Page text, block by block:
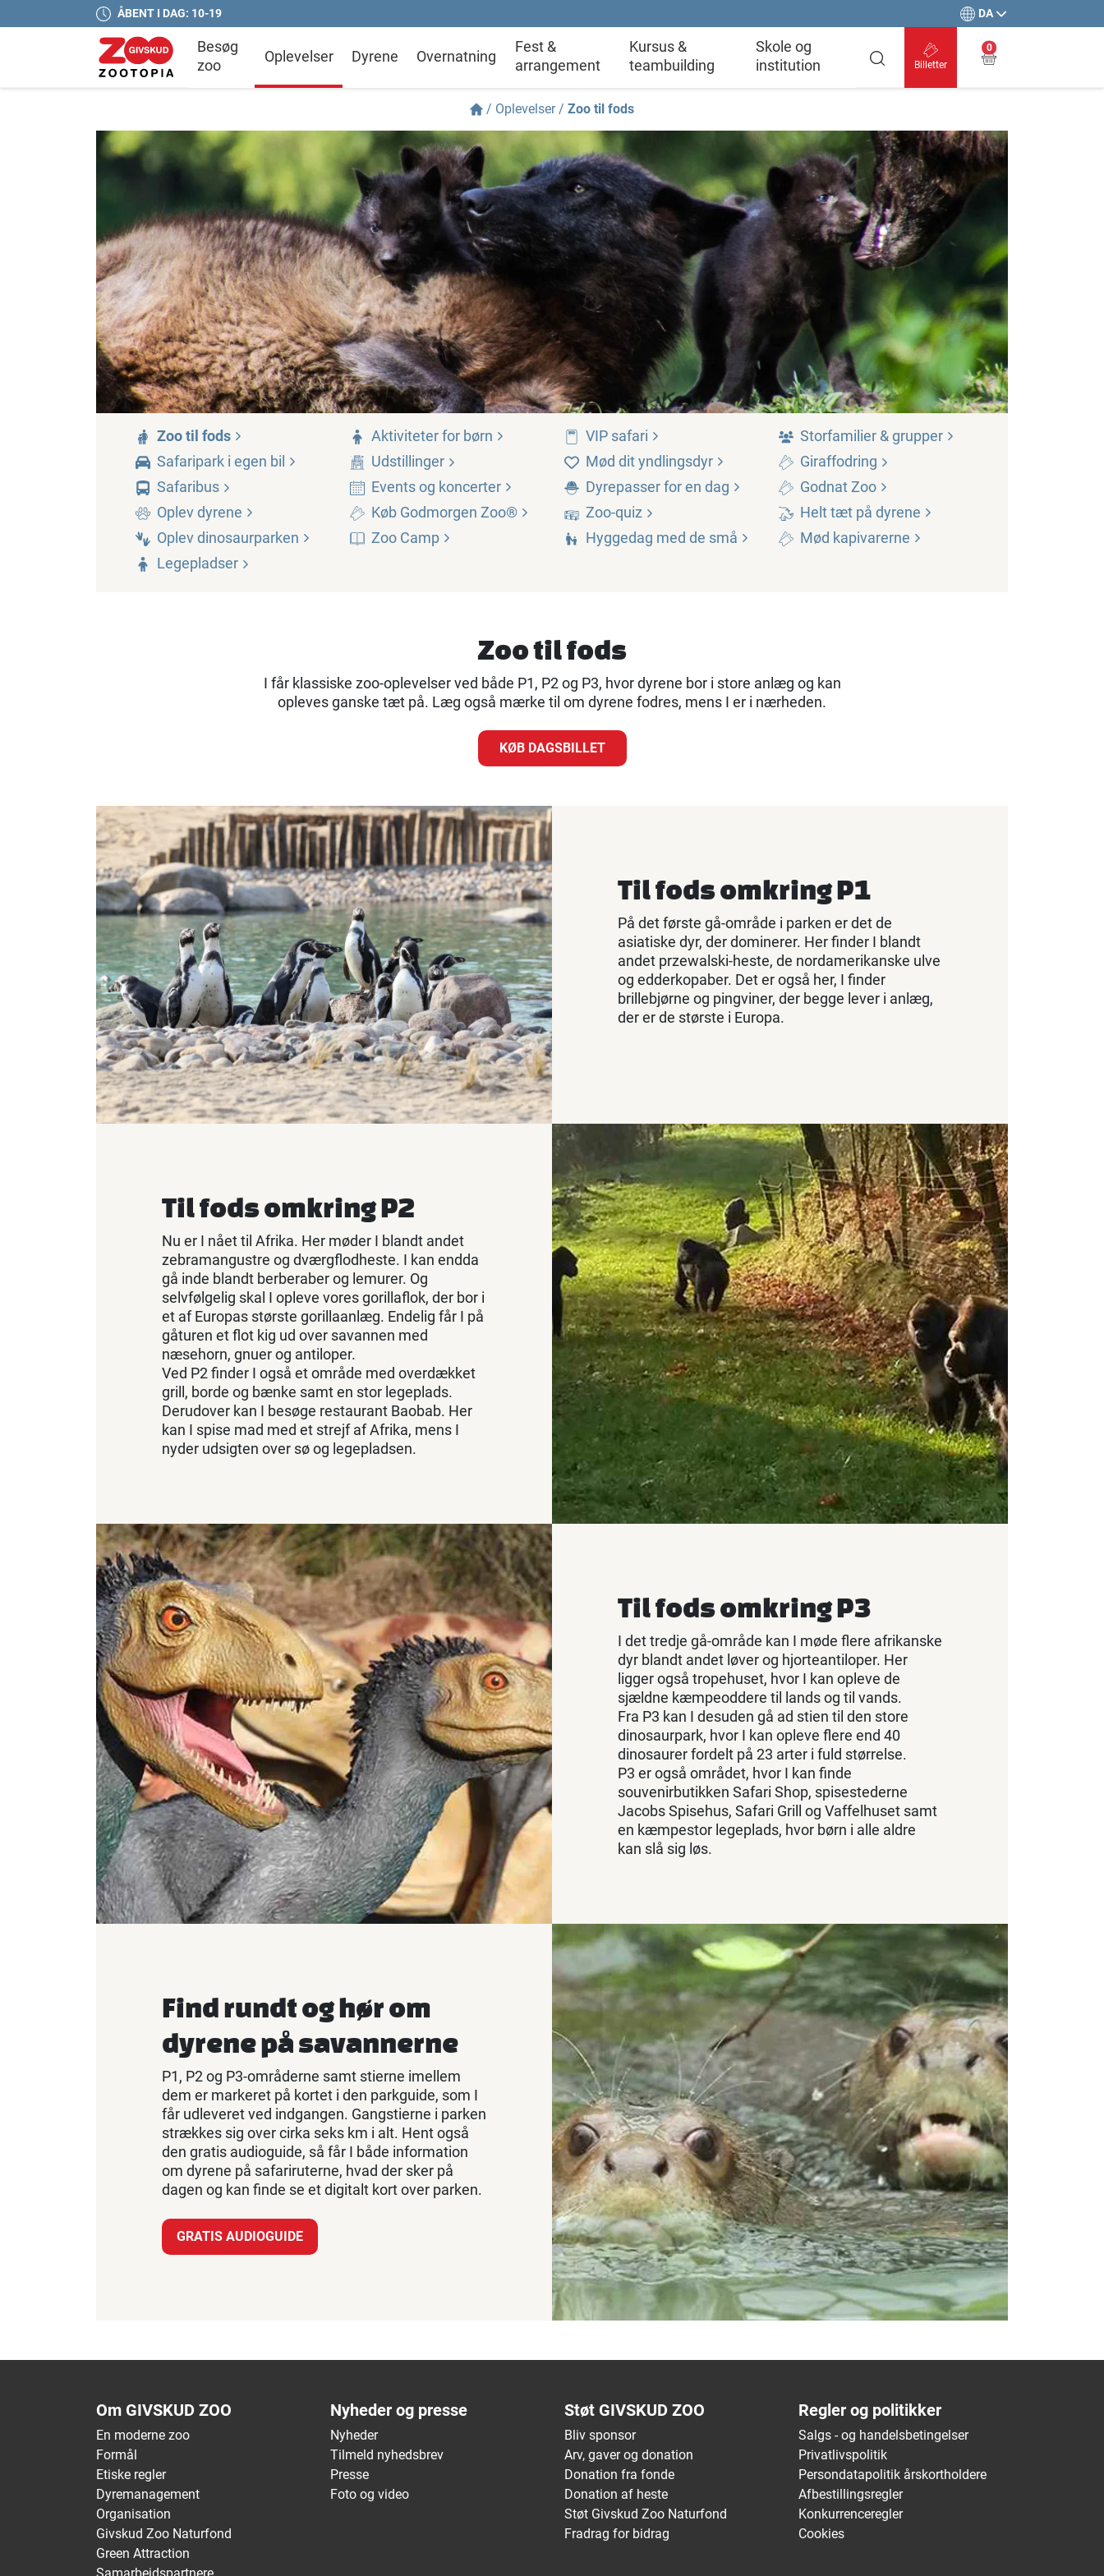
ÅBENT I DAG: 10-19 DA
Besøg
zoo
Oplevelser Dyrene Overnatning
Fest &
arrangement
Kursus &
teambuilding
Skole og
institution
Billetter
0
/ Oplevelser / Zoo til fods
Zoo til fods
Safaripark i egen bil
Safaribus
Oplevdyrene
Oplevdinosaurparken
Legepladser
Aktiviteter for børn
Udstillinger
Events og koncerter
Køb Godmorgen Zoo®
Zoo Camp
VIP safari
Mød dityndlingsdyr
Dyrepasser for en dag
Zoo-quiz
Hyggedag med de små
Storfamilier & grupper
Giraffodring
Godnat Zoo
Helt tæt på dyrene
Mød kapivarerne
Zoo til fods
I får klassiske zoo-oplevelser ved både P1, P2 og P3, hvor dyrene bor i store anlæg og kan
opleves ganske tæt på. Læg også mærke til om dyrene fodres, mens I er i nærheden.
KØB DAGSBILLET
Til fods omkring P1
På det første gå-område i parken er det de
asiatiske dyr, der dominerer. Her finder I blandt
andet przewalski-heste, de nordamerikanske ulve
og edderkopaber. Det er også her, I finder
brillebjørne og pingviner, der begge lever i anlæg,
der er de største i Europa.
Til fods omkring P2
Nu er I nået til Afrika. Her møder I blandt andet
zebramangustre og dværgflodheste. I kan endda
gå inde blandt berberaber og lemurer. Og
selvfølgelig skal I opleve vores gorillaflok, der bor i
et af Europas største gorillaanlæg. Endelig får I på
gåturen et flot kig ud over savannen med
næsehorn, gnuer og antiloper.
Ved P2 finder I også et område med overdækket
grill, borde og bænke samt en stor legeplads.
Derudover kan I besøge restaurant Baobab. Her
kan I spise mad med et strejf af Afrika, mens I
nyder udsigten over sø og legepladsen.
Til fods omkring P3
I det tredje gå-område kan I møde flere afrikanske
dyr blandt andet løver og hjorteantiloper. Her
ligger også tropehuset, hvor I kan opleve de
sjældne kæmpeoddere til lands og til vands.
Fra P3 kan I desuden gå ad stien til den store
dinosaurpark, hvor I kan opleve flere end 40
dinosaurer fordelt på 23 arter i fuld størrelse.
P3 er også området, hvor I kan finde
souvenirbutikken Safari Shop, spisestederne
Jacobs Spisehus, Safari Grill og Vaffelhuset samt
en kæmpestor legeplads, hvor børn i alle aldre
kan slå sig løs.
Find rundt og hør om
dyrene på savannerne
P1, P2 og P3-områderne samt stierne imellem
dem er markeret på kortet i den parkguide, som I
får udleveret ved indgangen. Gangstierne i parken
strækkes sig over cirka seks km i alt. Hent også
den gratis audioguide, så får I både information
om dyrene på safariruterne, hvad der sker på
dagen og kan finde se et digitalt kort over parken.
GRATIS AUDIOGUIDE
Om GIVSKUD ZOO
En moderne zoo
Formål
Etiske regler
Dyremanagement
Organisation
Givskud Zoo Naturfond
Green Attraction
Nyheder og presse
Nyheder
Tilmeld nyhedsbrev
Presse
Foto og video
Støt GIVSKUD ZOO
Bliv sponsor
Arv, gaver og donation
Donation fra fonde
Donation af heste
Støt Givskud Zoo Naturfond
Fradrag for bidrag
Regler og politikker
Salgs - og handelsbetingelser
Privatlivspolitik
Persondatapolitik årskortholdere
Afbestillingsregler
Konkurrenceregler
Cookies